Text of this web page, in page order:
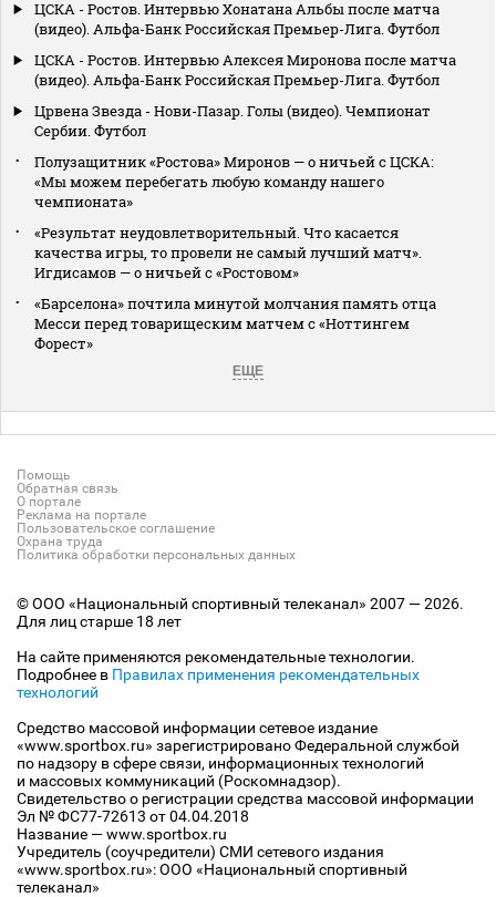
ЦСКА - Ростов. Интервью Хонатана Альбы после матча
(видео). Альфа-Банк Российская Премьер-Лига. Футбол
ЦСКА - Ростов. Интервью Алексея Миронова после матча
(видео). Альфа-Банк Российская Премьер-Лига. Футбол
Црвена Звезда - Нови-Пазар. Голы (видео). Чемпионат
Сербии. Футбол
Полузащитник «Ростова» Миронов — о ничьей с ЦСКА:
«Мы можем перебегать любую команду нашего
чемпионата»
«Результат неудовлетворительный. Что касается
качества игры, то провели не самый лучший матч».
Игдисамов — о ничьей с «Ростовом»
«Барселона» почтила минутой молчания память отца
Месси перед товарищеским матчем с «Ноттингем
Форест»
ЕЩЕ
Помощь
Обратная связь
О портале
Реклама на портале
Пользовательское соглашение
Охрана труда
Политика обработки персональных данных
© ООО «Национальный спортивный телеканал» 2007 — 2026.
Для лиц старше 18 лет
На сайте применяются рекомендательные технологии.
Подробнее в Правилах применения рекомендательных
технологий
Средство массовой информации сетевое издание
«www.sportbox.ru» зарегистрировано Федеральной службой
по надзору в сфере связи, информационных технологий
и массовых коммуникаций (Роскомнадзор).
Свидетельство о регистрации средства массовой информации
Эл № ФС77-72613 от 04.04.2018
Название — www.sportbox.ru
Учредитель (соучредители) СМИ сетевого издания
«www.sportbox.ru»: ООО «Национальный спортивный
телеканал»